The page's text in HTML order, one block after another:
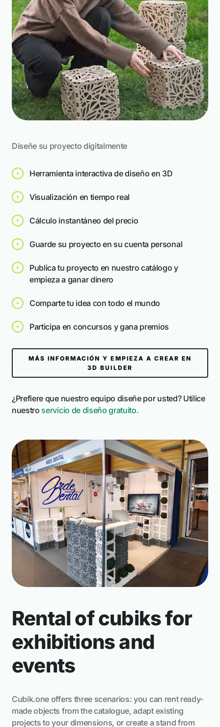
Stands modulares para ferias y eventos
3 Proyectos
Jardineras y macetas - Sistemas modulares
para plantas
Transforme los espacios públicos con
elegancia modular
5 Proyectos
Jardineras modulares para balcones y
sistemas de jardinería vertical DIY
6 Proyectos
Diseñe su proyecto digitalmente
Herramienta interactiva de diseño en 3D
Visualización en tiempo real
Cálculo instantáneo del precio
Guarde su proyecto en su cuenta personal
Publica tu proyecto en nuestro catálogo y
empieza a ganar dinero
Comparte tu idea con todo el mundo
Participa en concursos y gana premios
MÁS INFORMACIÓN Y EMPIEZA A CREAR EN
3D BUILDER
¿Prefiere que nuestro equipo diseñe por usted? Utilice
nuestro servicio de diseño gratuito.
Rental of cubiks for
exhibitions and
events
Cubik.one offers three scenarios: you can rent ready-
made objects from the catalogue, adapt existing
projects to your dimensions, or create a stand from